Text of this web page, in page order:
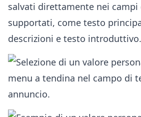
salvati direttamente nei campi
supportati, come testo
descrizioni e testo introduttivo.